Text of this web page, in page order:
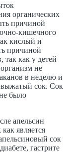
органических
причиной
кишечного
кислый и
причиной
так как у детей
не
в неделю и
сок. Сок
было
апельсин
является
сок
гастрите